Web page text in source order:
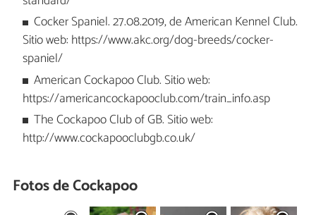
Cocker Spaniel. 27.08.2019, de American Kennel Club.
Sitio web: https://www.akc.org/dog-breeds/cocker-
spaniel/
American Cockapoo Club. Sitio web:
https://americancockapooclub.com/train_info.asp
The Cockapoo Club of GB. Sitio web:
http://www.cockapooclubgb.co.uk/
Fotos de Cockapoo